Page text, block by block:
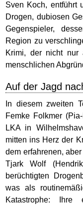
Sven Koch, entführt
Drogen, dubiosen
Gegenspieler,
Region zu
Krimi, der nicht
menschlichen
Auf der Jagd
In diesem zweiten
Femke Folkmer
LKA in
mitten ins Herz der
dem erfahrenen,
Tjark Wolf
berüchtigten
was als
Katastrophe: Ihre